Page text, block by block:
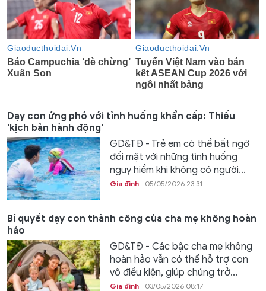
Dạy con ứng phó với tình huống khẩn cấp: Thiếu
'kịch bản hành động'
GD&TĐ - Trẻ em có thể bất ngờ
đối mặt với những tình huống
nguy hiểm khi không có người...
Gia đình 05/05/2026 23:31
Bí quyết dạy con thành công của cha mẹ không hoàn
hảo
GD&TĐ - Các bậc cha mẹ không
hoàn hảo vẫn có thể hỗ trợ con
vô điều kiện, giúp chúng trở...
Gia đình 03/05/2026 08:17